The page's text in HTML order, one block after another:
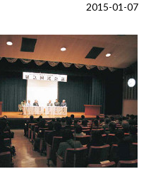
2015-01-07